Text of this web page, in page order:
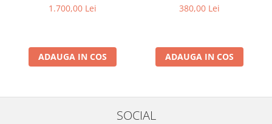
Pistoale de vopsit
Scule si accesorii pneumatice
1.700,00 Lei
ADAUGA IN COS
380,00 Lei
ADAUGA IN COS
SOCIAL